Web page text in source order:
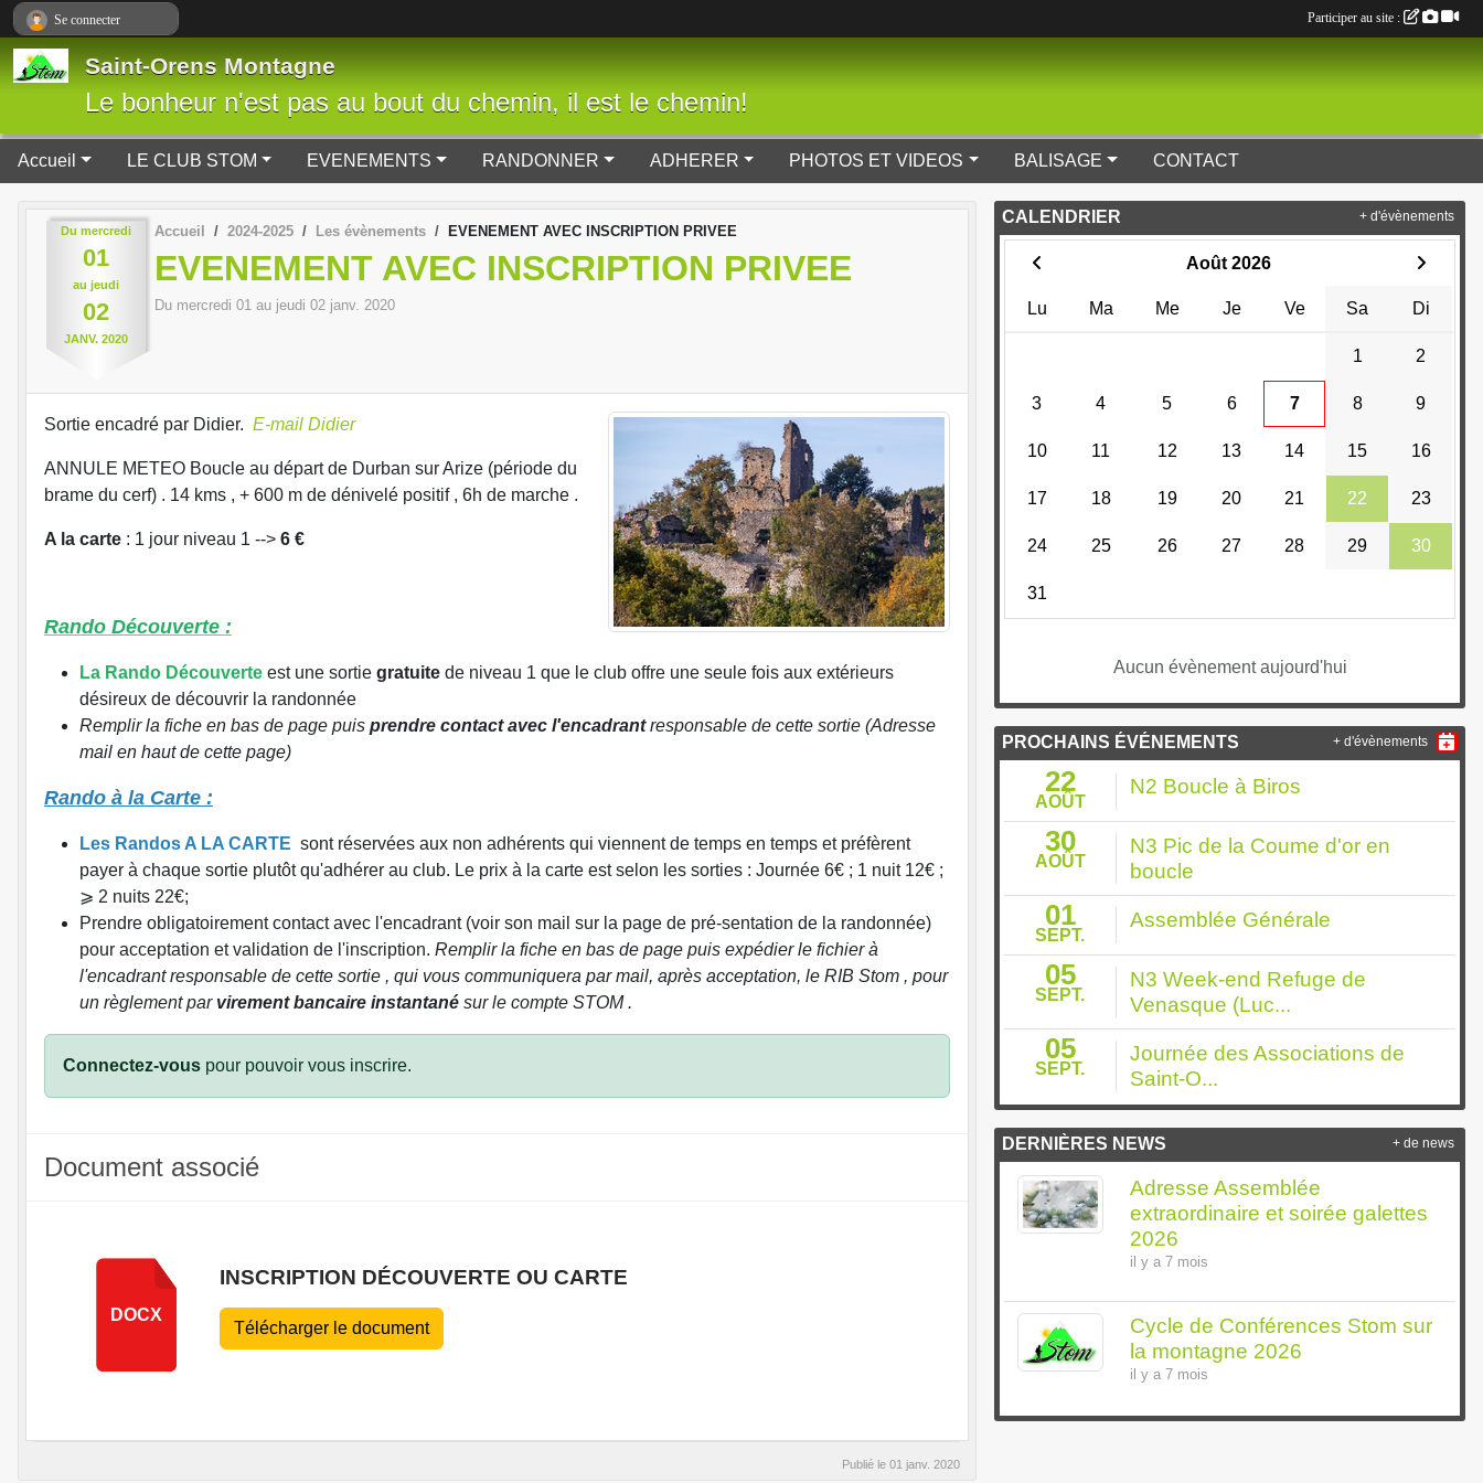
Saint-Orens Montagne
Le bonheur n'est pas au bout du chemin, il est le chemin!
Accueil LE CLUB STOM EVENEMENTS RANDONNER ADHERER PHOTOS ET VIDEOS BALISAGE CONTACT
Du mercredi
01
au jeudi
02
JANV. 2020
Accueil 2024-2025 Les évènements EVENEMENT AVEC INSCRIPTION PRIVEE
EVENEMENT AVEC INSCRIPTION PRIVEE
Du mercredi 01 au jeudi 02 janv. 2020
Sortie encadré par Didier. E-mail Didier
ANNULE METEO Boucle au départ de Durban sur Arize (période du
brame du cerf) . 14 kms , + 600 m de dénivelé positif , 6h de marche .
A la carte : 1 jour niveau 1 --> 6 €
Rando Découverte :
La Rando Découverte est une sortie gratuite de niveau 1 que le club offre une seule fois aux extérieurs
désireux de découvrir la randonnée
Remplir la fiche en bas de page puis prendre contact avec l'encadrantresponsable de cette sortie (Adresse
mail en haut de cette page)
Rando à la Carte :
Les Randos A LA CARTE sont réservées aux non adhérents qui viennent de temps en temps et préfèrent
payer à chaque sortie plutôt qu'adhérer au club. Le prix à la carte est selon les sorties : Journée 6€ ; 1 nuit 12€ ;
⩾ 2 nuits 22€;
Prendre obligatoirement contact avec l'encadrant (voir son mail sur la page de pré-sentation de la randonnée)
pour acceptation et validation de l'inscription. Remplir la fiche en bas de page puis expédier le fichier à
l'encadrant responsable de cette sortie , qui vous communiquera par mail, après acceptation, le RIB Stom , pour
un règlement par virement bancaire instantané sur le compte STOM .
Connectez-vous pour pouvoir vous inscrire.
Document associé
DOCX
INSCRIPTION DÉCOUVERTE OU CARTE
Télécharger le document
Publié le01 janv. 2020
CALENDRIER
Août 2026
Lu Ma Me Je Ve Sa Di
1 2
3 4 5 6 7 8 9
10 11 12 13 14 15 16
17 18 19 20 21 22 23
24 25 26 27 28 29 30
31
Aucun évènement aujourd'hui
+ d'évènements
PROCHAINS ÉVÉNEMENTS
22
AOÛT
N2 Boucle à Biros
30
AOÛT
N3 Pic de la Coume d'or en
boucle
01
SEPT.
Assemblée Générale
05
SEPT.
N3 Week-end Refuge de
Venasque (Luc...
05
SEPT.
Journée des Associations de
Saint-O...
+ d'évènements
DERNIÈRES NEWS
Adresse Assemblée
extraordinaire et soirée galettes
2026
il y a 7 mois
Cycle de Conférences Stom sur
la montagne 2026
il y a 7 mois
+ de news
Se connecter Participer au site :
Panneau de gestion des cookies